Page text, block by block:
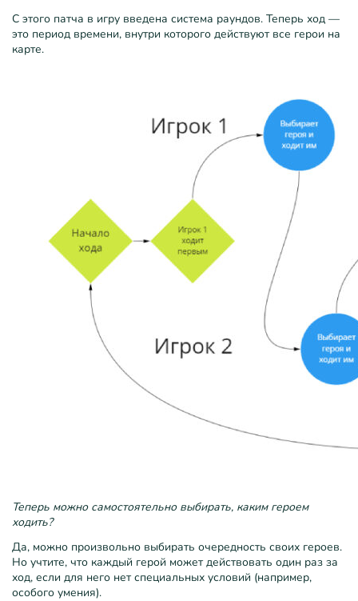
С этого патча в игру введена система раундов. Теперь ход —
это период времени, внутри которого действуют все герои на
карте.
Теперь можно самостоятельно выбирать, каким героем
ходить?
Да, можно произвольно выбирать очередность своих героев.
Но учтите, что каждый герой может действовать один раз за
ход, если для него нет специальных условий (например,
особого умения).